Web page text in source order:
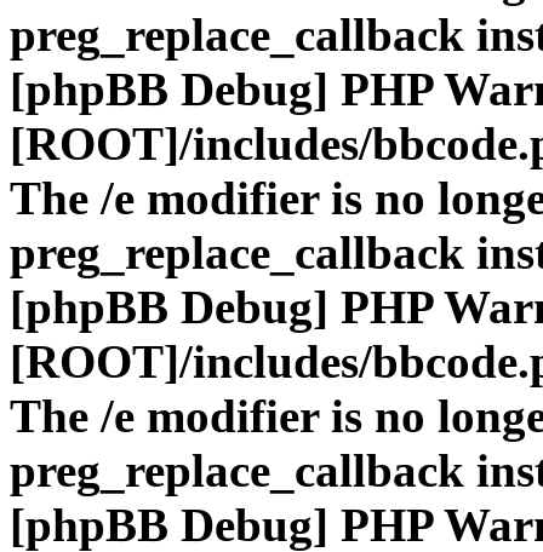
preg_replace_callback
[phpBB Debug] PHP
[ROOT]/includes/
The /e modifier is no
preg_replace_callback
[phpBB Debug] PHP
[ROOT]/includes/
The /e modifier is no
preg_replace_callback
[phpBB Debug] PHP